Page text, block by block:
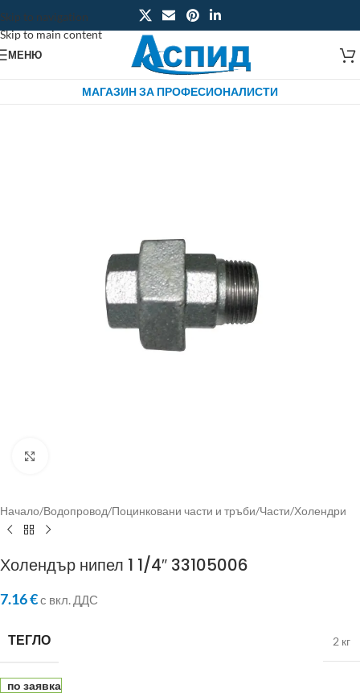
Skip to navigation
Skip to main content
МЕНЮ
МАГАЗИН ЗА ПРОФЕСИОНАЛИСТИ
Начало/Водопровод/Поцинковани части и тръби/Части/Холендри
Холендър нипел 1 1/4″ 33105006
7.16€с вкл. ДДС
ТЕГЛО 2 кг
по заявка